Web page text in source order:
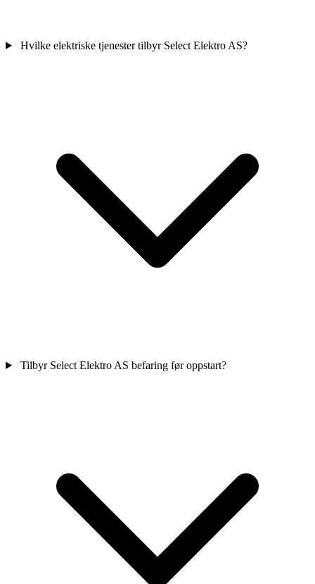
Hvilke elektriske tjenester tilbyr Select Elektro AS?
Tilbyr Select Elektro AS befaring før oppstart?